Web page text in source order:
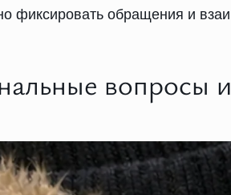
фиксировать обращения и
вопросы